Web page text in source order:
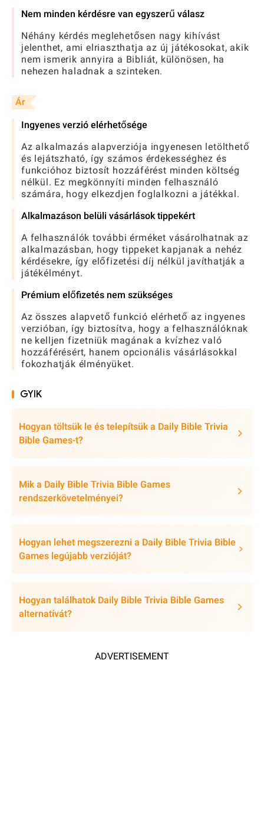
Nem minden kérdésre van egyszerű válasz
Néhány kérdés meglehetősen nagy kihívást
jelenthet, ami elriaszthatja az új játékosokat, akik
nem ismerik annyira a Bibliát, különösen, ha
nehezen haladnak a szinteken.
Ár
Ingyenes verzió elérhetősége
Az alkalmazás alapverziója ingyenesen letölthető
és lejátszható, így számos érdekességhez és
funkcióhoz biztosít hozzáférést minden költség
nélkül. Ez megkönnyíti minden felhasználó
számára, hogy elkezdjen foglalkozni a játékkal.
Alkalmazáson belüli vásárlások tippekért
A felhasználók további érméket vásárolhatnak az
alkalmazásban, hogy tippeket kapjanak a nehéz
kérdésekre, így előfizetési díj nélkül javíthatják a
játékélményt.
Prémium előfizetés nem szükséges
Az összes alapvető funkció elérhető az ingyenes
verzióban, így biztosítva, hogy a felhasználóknak
ne kelljen fizetniük magának a kvízhez való
hozzáférésért, hanem opcionális vásárlásokkal
fokozhatják élményüket.
GYIK
Hogyan töltsük le és telepítsük a Daily Bible Trivia
Bible Games-t?
Mik a Daily Bible Trivia Bible Games
rendszerkövetelményei?
Hogyan lehet megszerezni a Daily Bible Trivia Bible
Games legújabb verzióját?
Hogyan találhatok Daily Bible Trivia Bible Games
alternatívát?
ADVERTISEMENT